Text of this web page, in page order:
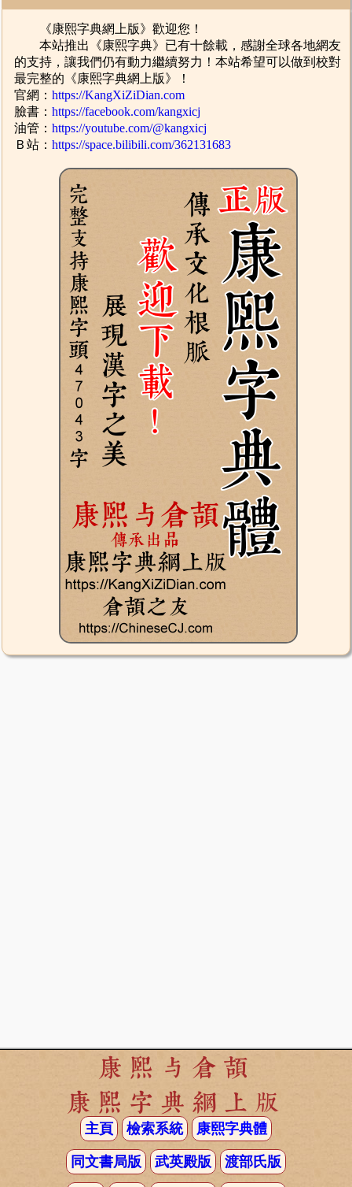
《康熙字典網上版》歡迎您！
本站推出《康熙字典》已有十餘載，感謝全球各地網友
的支持，讓我們仍有動力繼續努力！本站希望可以做到校對
最完整的《康熙字典網上版》！
官網：https://KangXiZiDian.com
臉書：https://facebook.com/kangxicj
油管：https://youtube.com/@kangxicj
Ｂ站：https://space.bilibili.com/362131683
康熙与倉頡
康熙字典網上版
主頁 檢索系統 康熙字典體
同文書局版 武英殿版 渡部氏版